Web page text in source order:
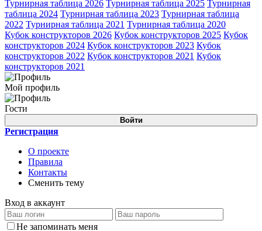
Турнирная таблица 2026 Турнирная таблица 2025 Турнирная
таблица 2024 Турнирная таблица 2023 Турнирная таблица
2022 Турнирная таблица 2021 Турнирная таблица 2020
Кубок конструкторов 2026 Кубок конструкторов 2025 Кубок
конструкторов 2024 Кубок конструкторов 2023 Кубок
конструкторов 2022 Кубок конструкторов 2021 Кубок
конструкторов 2021
Мой профиль
Гости
Войти
Регистрация
О проекте
Правила
Контакты
Сменить тему
Вход в аккаунт
Не запоминать меня